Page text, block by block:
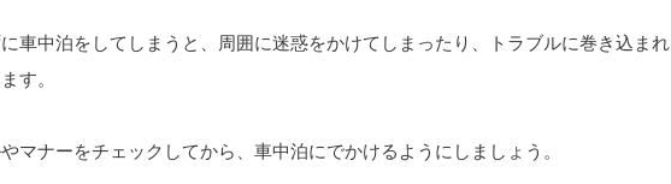
車中泊をしてしまうと、周囲に迷惑をかけてしまったり、トラブルに巻き込まれ
す。
マナーをチェックしてから、車中泊にでかけるようにしましょう。